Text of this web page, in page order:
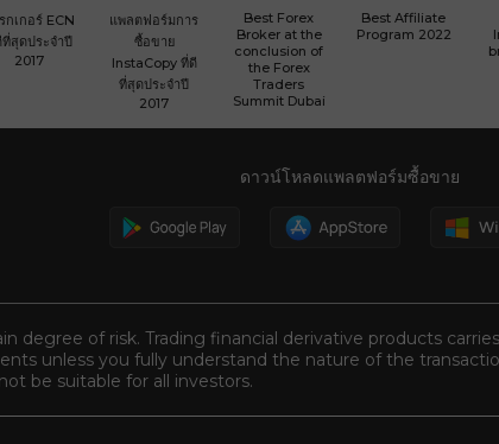
กเกอร์ ECN
สุดประจำปี
2017
แพลตฟอร์มการ
ซื้อขาย
InstaCopy ที่ดี
ที่สุดประจำปี
2017
Best Forex
Broker at the
conclusion of
the Forex
Traders
Summit Dubai
Best Affiliate
Program 2022
ดาวน์โหลดแพลตฟอร์มซื้อขาย
degree of risk. Trading financial derivative products
unless you fully understand the nature of the
be suitable for all investors.